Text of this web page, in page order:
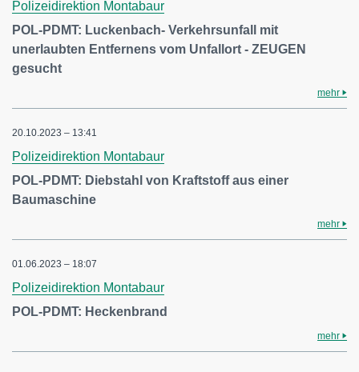
Polizeidirektion Montabaur
POL-PDMT: Luckenbach- Verkehrsunfall mit
unerlaubten Entfernens vom Unfallort - ZEUGEN
gesucht
mehr
20.10.2023 – 13:41
Polizeidirektion Montabaur
POL-PDMT: Diebstahl von Kraftstoff aus einer
Baumaschine
mehr
01.06.2023 – 18:07
Polizeidirektion Montabaur
POL-PDMT: Heckenbrand
mehr